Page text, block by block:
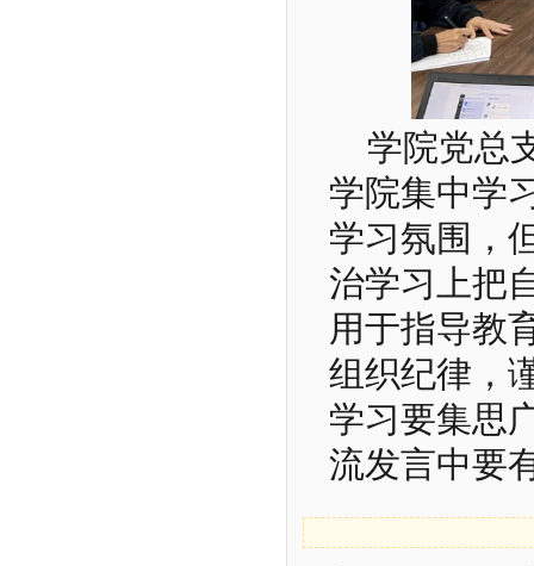
学院党总
学院集中学
学习氛围，
治学习上把
用于指导教
组织纪律，
学习要集思
流发言中要